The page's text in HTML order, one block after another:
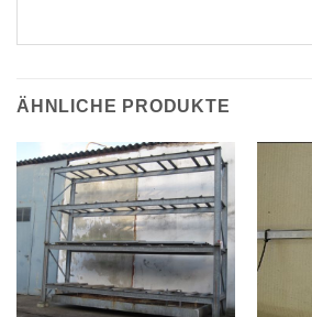
ÄHNLICHE PRODUKTE